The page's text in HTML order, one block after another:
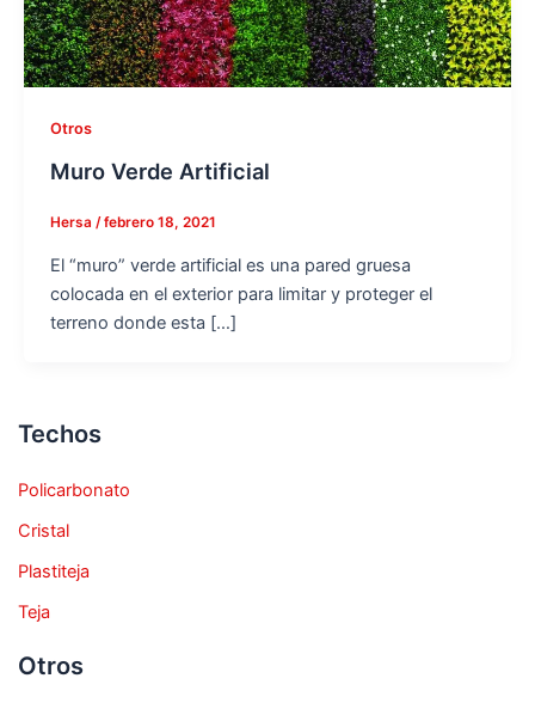
Otros
Muro Verde Artificial
Hersa /febrero 18, 2021
El “muro” verde artificial es una pared gruesa
colocada en el exterior para limitar y proteger el
terreno donde esta […]
Techos
Policarbonato
Cristal
Plastiteja
Teja
Otros